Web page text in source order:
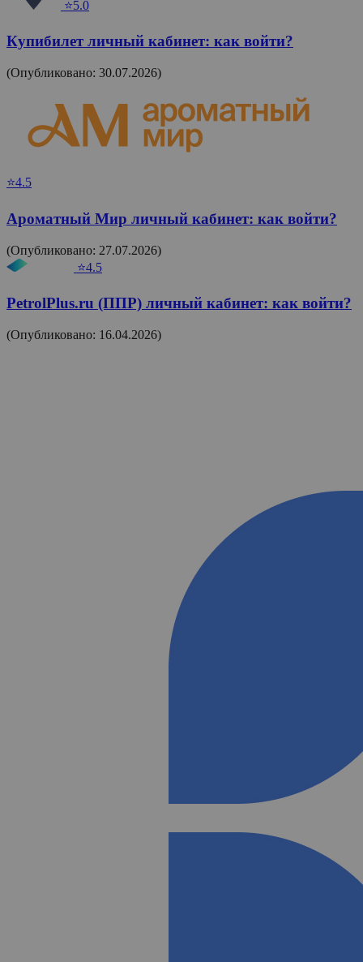
⭐5.0
Купибилет личный кабинет: как войти?
(Опубликовано: 30.07.2026)
⭐4.5
Ароматный Мир личный кабинет: как войти?
(Опубликовано: 27.07.2026)
⭐4.5
PetrolPlus.ru (ППР) личный кабинет: как войти?
(Опубликовано: 16.04.2026)